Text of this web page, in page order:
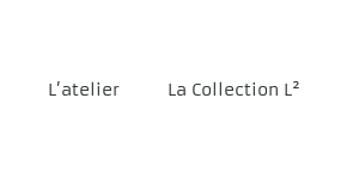
L’atelier La Collection L²